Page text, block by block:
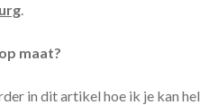
.
maat?
in dit artikel hoe ik je kan